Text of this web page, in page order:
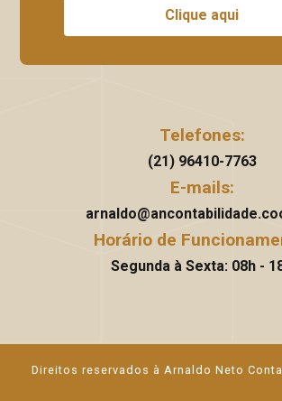
Clique aqui
Telefones:
(21) 96410-7763
E-mails:
Horário de
Segunda à Sexta: 08h -
Direitos reservados à Arnaldo Neto